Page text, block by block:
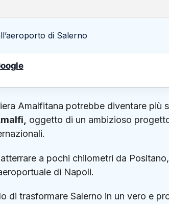
Amalfitana potrebbe diventare più
oggetto di un ambizioso
a pochi chilometri da
di Napoli.
di trasformare Salerno in un vero e